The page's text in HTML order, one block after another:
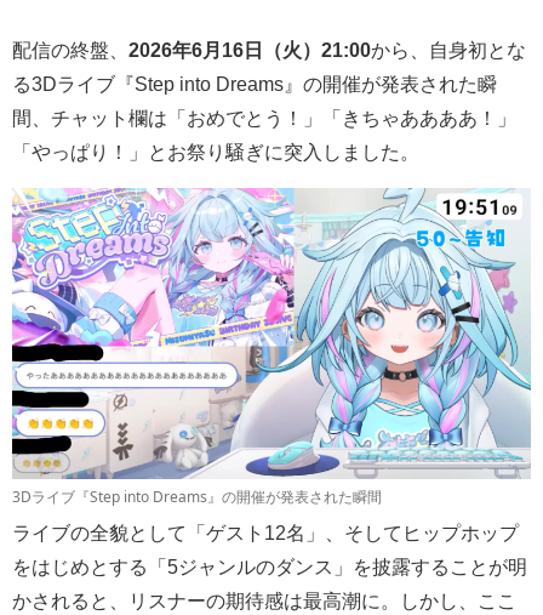
配信の終盤、 2026年6月16日（火）21:00から、自身初とな
る3Dライブ『Step into Dreams』の開催が発表された瞬
間、チャット欄は「おめでとう！」「きちゃああああ！」
「やっぱり！」とお祭り騒ぎに突入しました。
3Dライブ『Step into Dreams』の開催が発表された瞬間
ライブの全貌として「ゲスト12名」、そしてヒップホップ
をはじめとする「5ジャンルのダンス」を披露することが明
かされると、リスナーの期待感は最高潮に。しかし、ここ